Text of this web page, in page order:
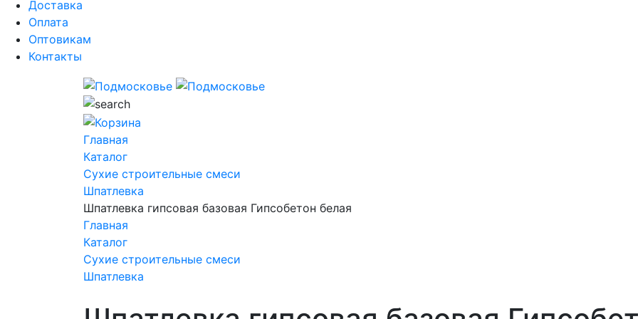
Доставка
Оплата
Оптовикам
Контакты
Главная
Каталог
Сухие строительные смеси
Шпатлевка
Шпатлевка гипсовая базовая Гипсобетон белая
Главная
Каталог
Сухие строительные смеси
Шпатлевка